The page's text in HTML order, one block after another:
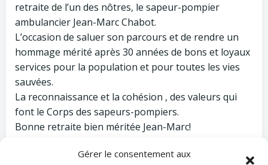
Gérer le consentement aux
retraite de l’un des nôtres, le sapeur-pompier
ambulancier Jean-Marc Chabot.
L’occasion de saluer son parcours et de rendre un
hommage mérité après 30 années de bons et loyaux
services pour la population et pour toutes les vies
sauvées.
La reconnaissance et la cohésion , des valeurs qui
font le Corps des sapeurs-pompiers.
Bonne retraite bien méritée Jean-Marc!